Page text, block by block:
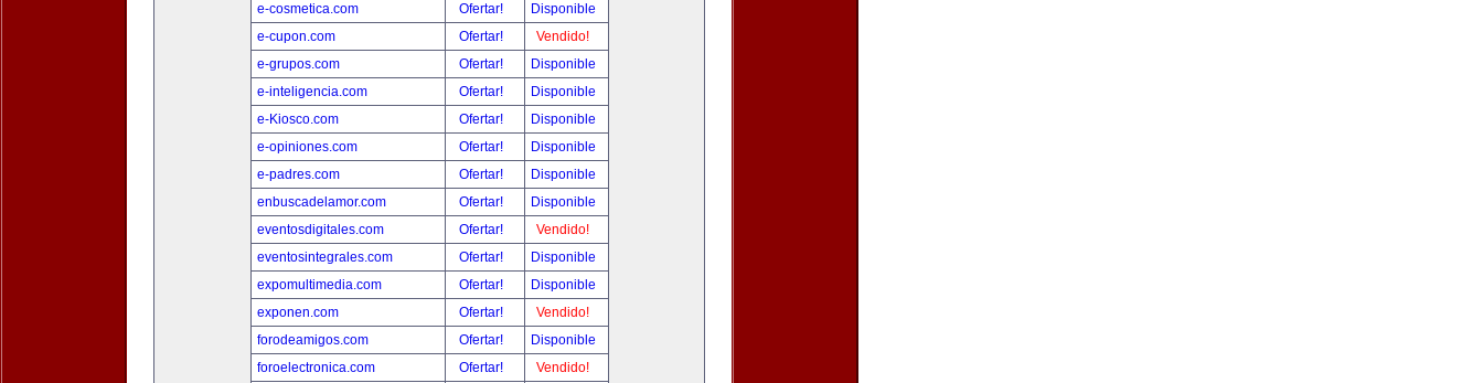
e-cosmetica.com
Ofertar!
Disponible
e-cupon.com
Ofertar!
Vendido!
e-grupos.com
Ofertar!
Disponible
e-inteligencia.com
Ofertar!
Disponible
e-Kiosco.com
Ofertar!
Disponible
e-opiniones.com
Ofertar!
Disponible
e-padres.com
Ofertar!
Disponible
enbuscadelamor.com
Ofertar!
Disponible
eventosdigitales.com
Ofertar!
Vendido!
eventosintegrales.com
Ofertar!
Disponible
expomultimedia.com
Ofertar!
Disponible
exponen.com
Ofertar!
Vendido!
forodeamigos.com
Ofertar!
Disponible
foroelectronica.com
Ofertar!
Vendido!